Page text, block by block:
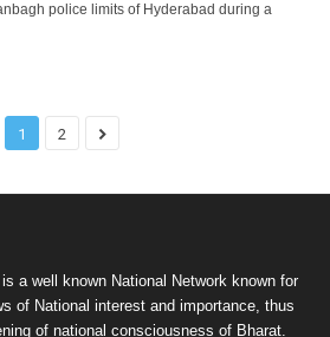
police limits of Hyderabad during a
1 2
a well known National Network known for
of National interest and importance, thus
of national consciousness of Bharat.